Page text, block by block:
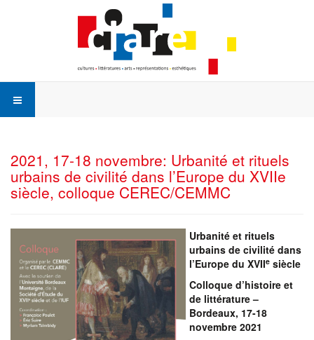
2021, 17-18 novembre: Urbanité et rituels
urbains de civilité dans l’Europe du XVIIe
siècle, colloque CEREC/CEMMC
Urbanité et rituels
urbains de civilité dans
l’Europe du XVIIe siècle
Colloque d’histoire et
de littérature –
Bordeaux, 17-18
novembre 2021